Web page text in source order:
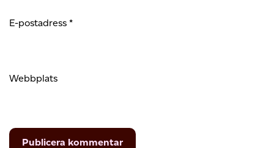
E-postadress *
Webbplats